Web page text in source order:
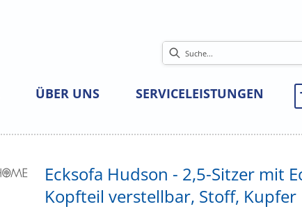
ÜBER UNS SERVICELEISTUNGEN
Ecksofa Hudson - 2,5-Sitzer mit
Kopfteil verstellbar, Stoff, Kupfer